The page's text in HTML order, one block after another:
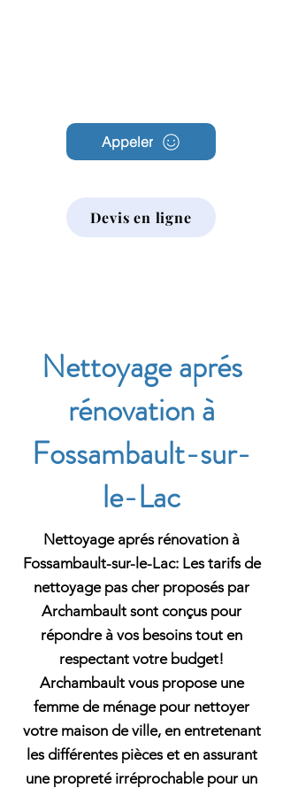
Appeler
Devis en ligne
Nettoyage aprés
rénovation à
Fossambault-sur-
le-Lac
Nettoyage aprés rénovation à
Fossambault-sur-le-Lac: Les tarifs de
nettoyage pas cher proposés par
Archambault sont conçus pour
répondre à vos besoins tout en
respectant votre budget!
Archambault vous propose une
femme de ménage pour nettoyer
votre maison de ville, en entretenant
les différentes pièces et en assurant
une propreté irréprochable pour un